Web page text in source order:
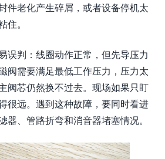
件老化产生碎屑，或者设备停机太
。
误判：线圈动作正常，但先导压力
阀需要满足最低工作压力，压力太
阀芯仍然换不过去。现场如果只盯
很远。遇到这种故障，要同时看进
器、管路折弯和消音器堵塞情况。